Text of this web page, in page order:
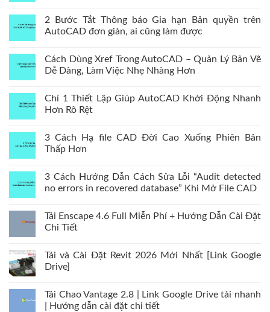
2 Bước Tắt Thông báo Gia hạn Bản quyền trên
AutoCAD đơn giản, ai cũng làm được
Cách Dùng Xref Trong AutoCAD – Quản Lý Bản Vẽ
Dễ Dàng, Làm Việc Nhẹ Nhàng Hơn
Chỉ 1 Thiết Lập Giúp AutoCAD Khởi Động Nhanh
Hơn Rõ Rệt
3 Cách Hạ file CAD Đời Cao Xuống Phiên Bản
Thấp Hơn
3 Cách Hướng Dẫn Cách Sửa Lỗi “Audit detected
no errors in recovered database” Khi Mở File CAD
Tải Enscape 4.6 Full Miễn Phí + Hướng Dẫn Cài Đặt
Chi Tiết
Tải và Cài Đặt Revit 2026 Mới Nhất [Link Google
Drive]
Tải Chao Vantage 2.8 | Link Google Drive tải nhanh
| Hướng dẫn cài đặt chi tiết